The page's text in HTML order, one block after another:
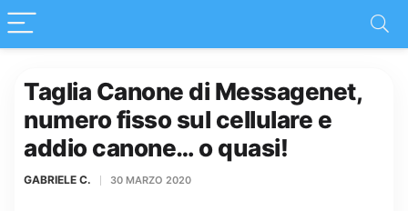
Taglia Canone di Messagenet,
numero fisso sul cellulare e
addio canone… o quasi!
GABRIELE C. 30 MARZO 2020